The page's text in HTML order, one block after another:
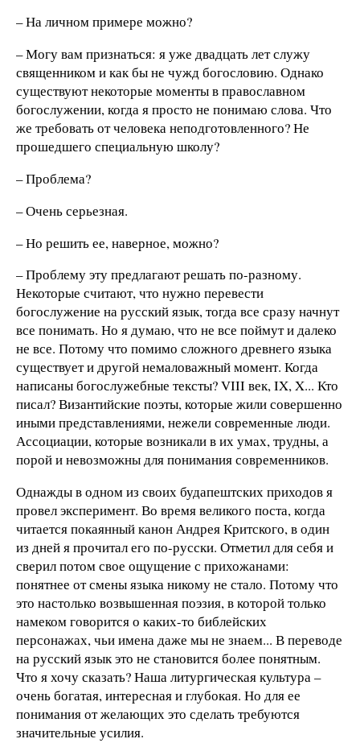
– На личном примере можно?
– Могу вам признаться: я уже двадцать лет служу
священником и как бы не чужд богословию. Однако
существуют некоторые моменты в православном
богослужении, когда я просто не понимаю слова. Что
же требовать от человека неподготовленного? Не
прошедшего специальную школу?
– Проблема?
– Очень серьезная.
– Но решить ее, наверное, можно?
– Проблему эту предлагают решать по-разному.
Некоторые считают, что нужно перевести
богослужение на русский язык, тогда все сразу начнут
все понимать. Но я думаю, что не все поймут и далеко
не все. Потому что помимо сложного древнего языка
существует и другой немаловажный момент. Когда
написаны богослужебные тексты? VIII век, IX, X... Кто
писал? Византийские поэты, которые жили совершенно
иными представлениями, нежели современные люди.
Ассоциации, которые возникали в их умах, трудны, а
порой и невозможны для понимания современников.
Однажды в одном из своих будапештских приходов я
провел эксперимент. Во время великого поста, когда
читается покаянный канон Андрея Критского, в один
из дней я прочитал его по-русски. Отметил для себя и
сверил потом свое ощущение с прихожанами:
понятнее от смены языка никому не стало. Потому что
это настолько возвышенная поэзия, в которой только
намеком говорится о каких-то библейских
персонажах, чьи имена даже мы не знаем... В переводе
на русский язык это не становится более понятным.
Что я хочу сказать? Наша литургическая культура –
очень богатая, интересная и глубокая. Но для ее
понимания от желающих это сделать требуются
значительные усилия.